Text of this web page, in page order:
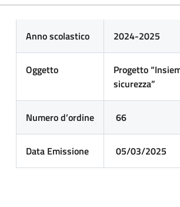
Anno scolastico 2024-2025
Oggetto
Progetto
sicurezza”
Numerod’ordine 66
Data Emissione 05/03/2025